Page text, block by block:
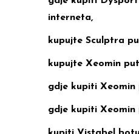
interneta,
kupujte Sculptra
kupujte Xeomin
gdje kupiti
gdje kupiti